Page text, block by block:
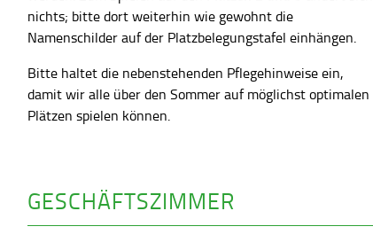
nichts; bitte dort weiterhin wie gewohnt die
Namenschilder auf der Platzbelegungstafel einhängen.
Bitte haltet die nebenstehenden Pflegehinweise ein,
damit wir alle über den Sommer auf möglichst optimalen
Plätzen spielen können.
GESCHÄFTSZIMMER